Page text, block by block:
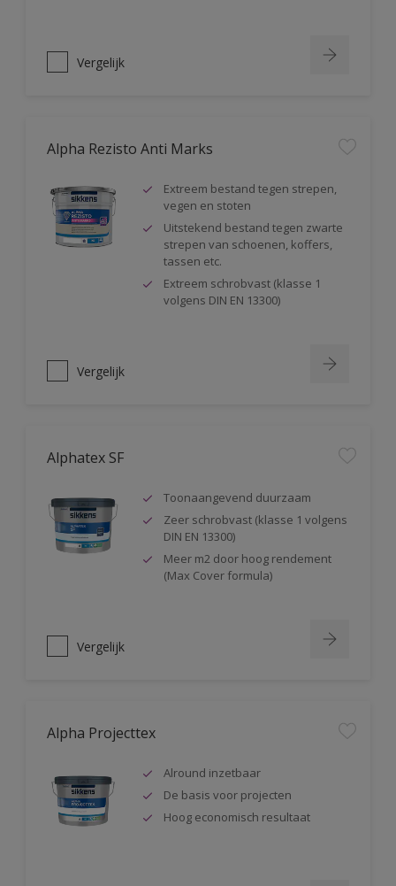
Vergelijk
Alpha Rezisto Anti Marks
Extreem bestand tegen strepen,
vegen en stoten
Uitstekend bestand tegen zwarte
strepen van schoenen, koffers,
tassen etc.
Extreem schrobvast (klasse 1
volgens DIN EN 13300)
Vergelijk
Alphatex SF
Toonaangevend duurzaam
Zeer schrobvast (klasse 1 volgens
DIN EN 13300)
Meer m2 door hoog rendement
(Max Cover formula)
Vergelijk
Alpha Projecttex
Alround inzetbaar
De basis voor projecten
Hoog economisch resultaat